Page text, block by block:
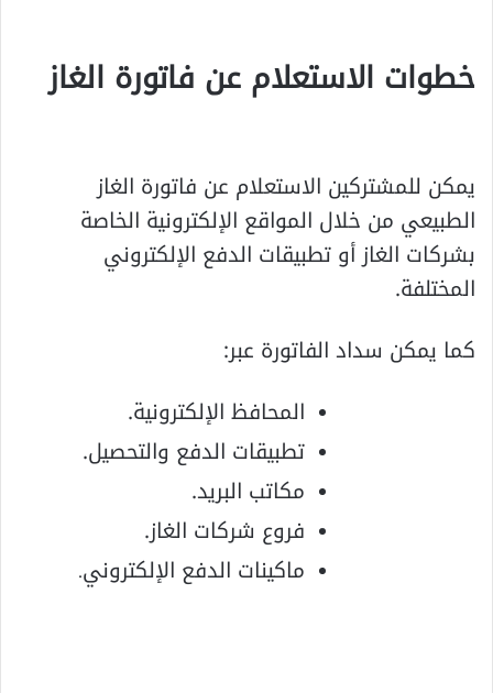
خطوات الاستعلام عن فاتورة الغاز
يمكن للمشتركين الاستعلام عن فاتورة الغاز
الطبيعي من خلال المواقع الإلكترونية الخاصة
بشركات الغاز أو تطبيقات الدفع الإلكتروني
المختلفة.
كما يمكن سداد الفاتورة عبر:
المحافظ الإلكترونية.
تطبيقات الدفع والتحصيل.
مكاتب البريد.
فروع شركات الغاز.
ماكينات الدفع الإلكتروني.